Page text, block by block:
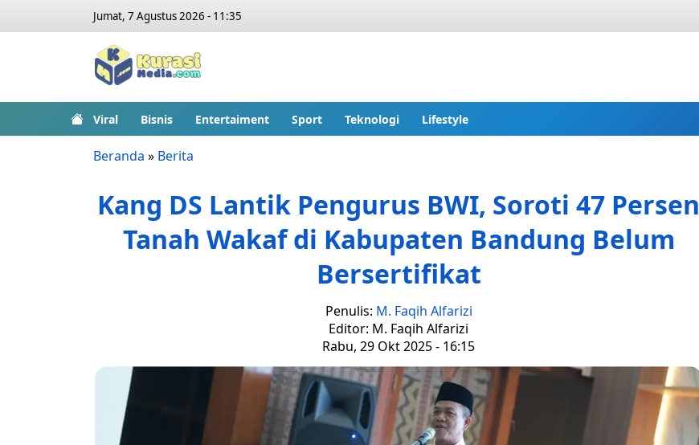
Jumat, 7 Agustus 2026 - 11:35
Viral Bisnis Entertaiment Sport Teknologi Lifestyle
Beranda » Berita
Kang DS Lantik Pengurus BWI, Soroti 47 Persen
Tanah Wakaf di Kabupaten Bandung Belum
Bersertifikat
Penulis: M. Faqih Alfarizi
Editor: M. Faqih Alfarizi
Rabu, 29 Okt 2025 - 16:15